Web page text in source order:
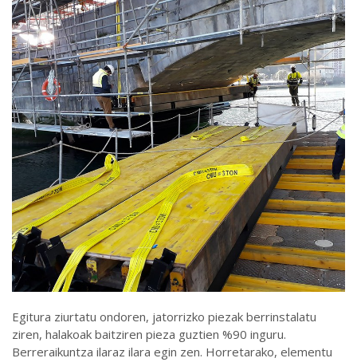
Egitura ziurtatu ondoren, jatorrizko piezak berrinstalatu
ziren, halakoak baitziren pieza guztien %90 inguru.
Berreraikuntza ilaraz ilara egin zen. Horretarako, elementu